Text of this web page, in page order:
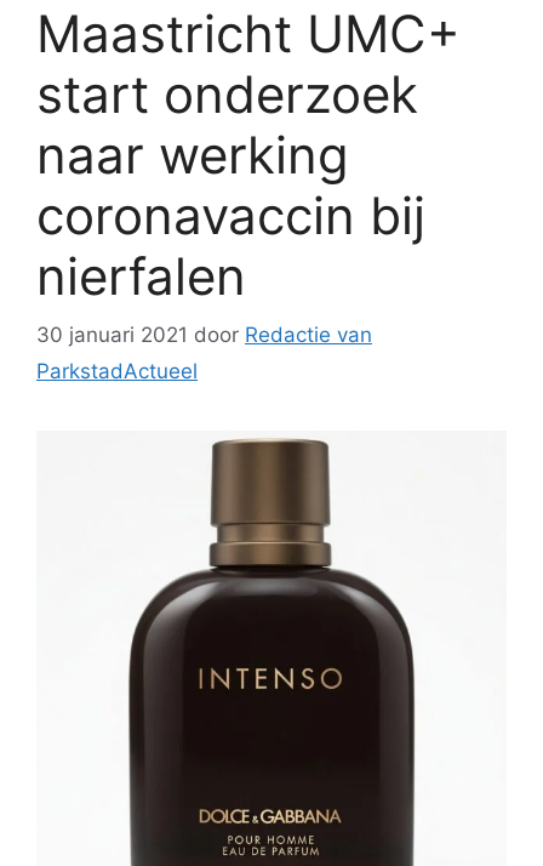
Maastricht UMC+
start onderzoek
naar werking
coronavaccin bij
nierfalen
30 januari 2021 door Redactie van
ParkstadActueel